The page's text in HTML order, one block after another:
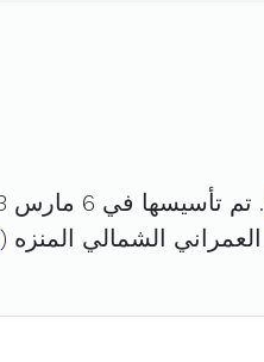
. تم تأسيسها في 6 مارس 2023 برأس مال قدره